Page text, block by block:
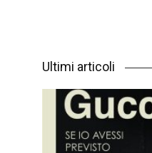
Ultimi articoli